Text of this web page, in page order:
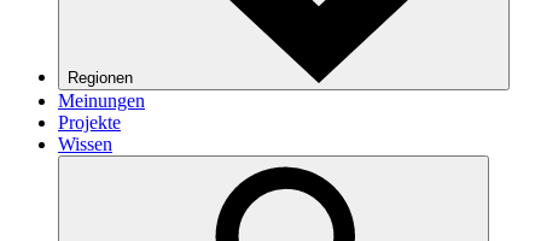
Regionen
Meinungen
Projekte
Wissen